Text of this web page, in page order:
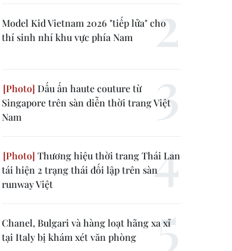
Model Kid Vietnam 2026 "tiếp lửa" cho
thí sinh nhí khu vực phía Nam
Dấu ấn haute couture từ
Singapore trên sàn diễn thời trang Việt
Nam
Thương hiệu thời trang Thái Lan
tái hiện 2 trạng thái đối lập trên sàn
runway Việt
Chanel, Bulgari và hàng loạt hãng xa xỉ
tại Italy bị khám xét văn phòng